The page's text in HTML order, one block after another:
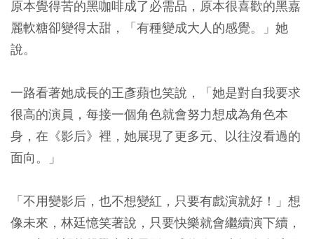
原本覺得苦的黑咖啡成了必需品，原本很喜歡的黑嘉
麗軟糖卻變得太甜，「有種變成大人的感覺。」她
說。
一路看著她成長的王彥蘋也笑說，「她是對自我要求
很高的演員，每接一個角色就會努力想成為角色本
身，在《影后》裡，她展現了更多元、以往沒看過的
面向。」
「不用變影后，也不想變紅，只要有戲演就好！」想
像未來，林廷憶笑著說，只要快樂就會繼續演下續，